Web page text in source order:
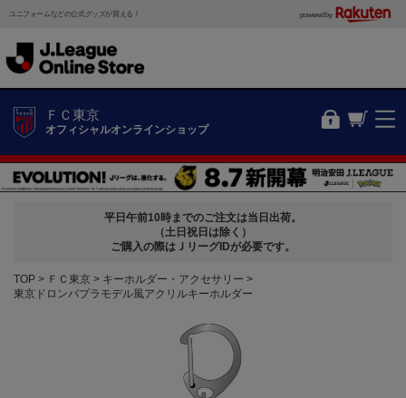
ユニフォームなどの公式グッズが買える！ powered by
ＦＣ東京
オフィシャルオンラインショップ
平日午前10時までのご注文は当日出荷。
（土日祝日は除く）
ご購入の際はＪリーグIDが必要です。
TOP ＦＣ東京
キーホルダー・アクセサリー
東京ドロンパプラモデル風アクリルキーホルダー